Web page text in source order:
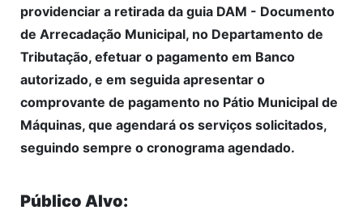
providenciar a retirada da guia DAM - Documento
de Arrecadação Municipal, no Departamento de
Tributação, efetuar o pagamento em Banco
autorizado, e em seguida apresentar o
comprovante de pagamento no Pátio Municipal de
Máquinas, que agendará os serviços solicitados,
seguindo sempre o cronograma agendado.
Público Alvo: